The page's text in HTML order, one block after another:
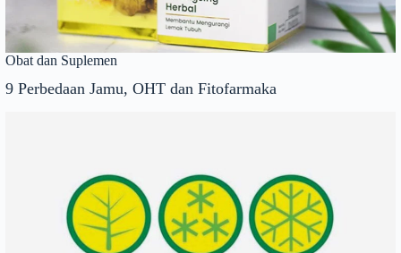
Obat dan Suplemen
9 Perbedaan Jamu, OHT dan Fitofarmaka